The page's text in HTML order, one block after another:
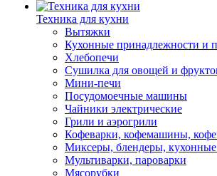
Техника для кухни
Вытяжки
Кухонные принадлежности и
Хлебопечи
Сушилка для овощей и
Мини-печи
Посудомоечные машины
Чайники электрические
Грили и аэрогрили
Кофеварки, кофемашины,
Миксеры, блендеры,
Мультиварки, пароварки
Мясорубки